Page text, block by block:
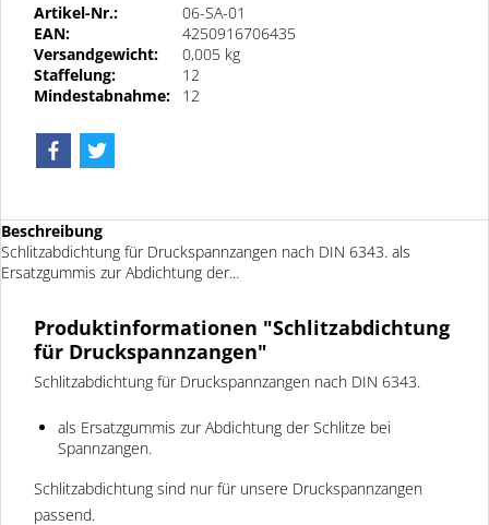
Artikel-Nr.:
06-SA-01
EAN:
4250916706435
Versandgewicht:
0,005 kg
Staffelung:
12
Mindestabnahme:
12
Beschreibung
Schlitzabdichtung für Druckspannzangen nach DIN 6343. als
Ersatzgummis zur Abdichtung der...
Produktinformationen "Schlitzabdichtung
für Druckspannzangen"
Schlitzabdichtung für Druckspannzangen nach DIN 6343.
als Ersatzgummis zur Abdichtung der Schlitze bei
Spannzangen.
Schlitzabdichtung sind nur für unsere Druckspannzangen
passend.